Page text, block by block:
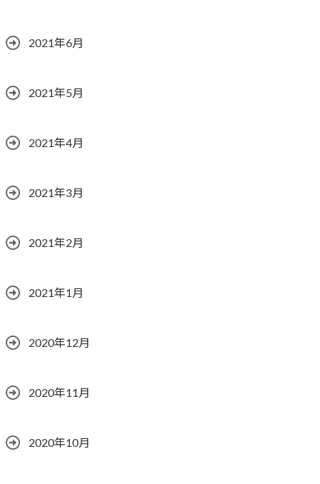
2021年6月
2021年5月
2021年4月
2021年3月
2021年2月
2021年1月
2020年12月
2020年11月
2020年10月